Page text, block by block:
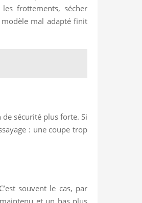
frottements, sécher
modèle mal adapté finit
sécurité plus forte. Si
: une coupe trop
souvent le cas, par
et un bas plus